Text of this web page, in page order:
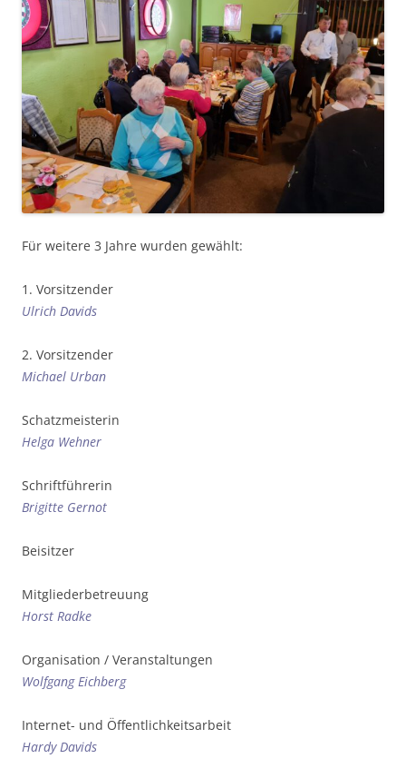
Für weitere 3 Jahre wurden gewählt:
1. Vorsitzender
Ulrich Davids
2. Vorsitzender
Michael Urban
Schatzmeisterin
Helga Wehner
Schriftführerin
Brigitte Gernot
Beisitzer
Mitgliederbetreuung
Horst Radke
Organisation / Veranstaltungen
Wolfgang Eichberg
Internet- und Öffentlichkeitsarbeit
Hardy Davids